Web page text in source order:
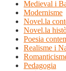
Medieval i
Modernisme
Novel.la
Novel.la
Poesia
Realisme i
Pedagogia